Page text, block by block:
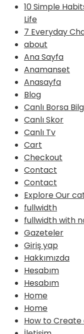
10 Simple
Life
7 Everyday
about
Ana Sayfa
Anamanset
Anasayfa
Blog
Canlı Borsa
Canlı Skor
Canlı Tv
Cart
Checkout
Contact
Contact
Explore Our
fullwidth
fullwidth with
Gazeteler
Giriş yap
Hakkımızda
Hesabım
Hesabım
Home
Home
How to Create